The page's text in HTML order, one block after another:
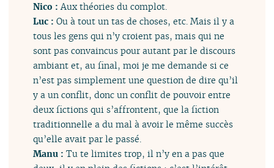
Nico :Aux théories du complot.
Luc :Ou à tout un tas de choses, etc. Mais il y a
tous les gens qui n’y croient pas, mais qui ne
sont pas convaincus pour autant par le discours
ambiant et, au final, moi je me demande si ce
n’est pas simplement une question de dire qu’il
y a un conflit, donc un conflit de pouvoir entre
deux fictions qui s’affrontent, que la fiction
traditionnelle a du mal à avoir le même succès
qu’elle avait par le passé.
Manu :Tu te limites trop, il n’y en a pas que